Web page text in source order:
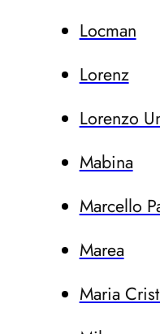
Locman
Lorenz
Lorenzo
Mabina
Marcello
Marea
Maria